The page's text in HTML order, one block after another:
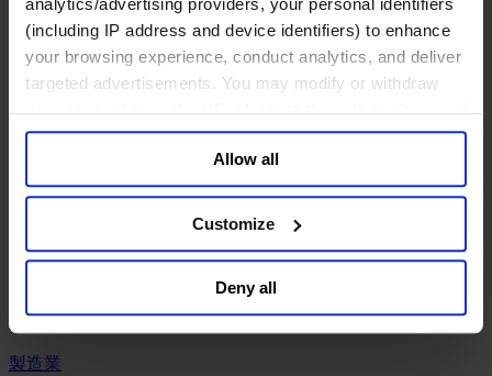
(including IP address and device identifiers) to enhance
your browsing experience, conduct analytics, and deliver
targeted advertisements. You may modify or withdraw
your consent or, in the US, object to the sale or sharing of
your data for targeted advertising, by clicking “Do Not
Sell or Share My Personal Information” in the footer of
the website. You must opt-out of each device and each
browser. For additional information and retention terms
general collection and use of personal information see
Allow all
Customize
Deny all
パブリック・ファイナンス
パブリック・ヘルス
利益団体＆パブリック・アフェアーズ
教育＆研究
芸術、文化＆スポーツ
コンシューマー
メディア/エンターテインメント/スポーツ
旅行・ホスピタリティ
消費財
製造業